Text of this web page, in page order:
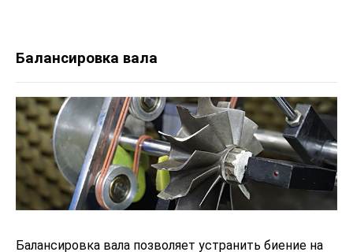
Балансировка вала
Балансировка вала позволяет устранить биение на